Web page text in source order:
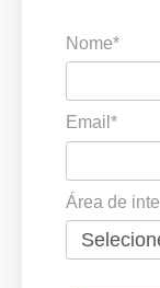
Nome*
Email*
Área de